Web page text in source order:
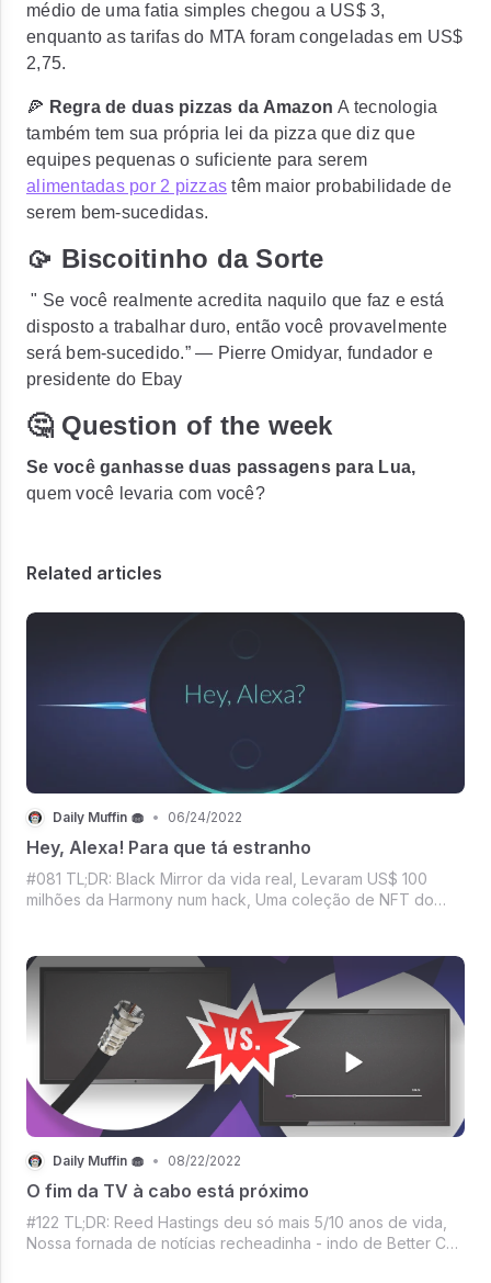
médio de uma fatia simples chegou a US$ 3,
enquanto as tarifas do MTA foram congeladas em US$
2,75.
🍕 Regra de duas pizzas da Amazon A tecnologia
também tem sua própria lei da pizza que diz que
equipes pequenas o suficiente para serem
alimentadas por 2 pizzas têm maior probabilidade de
serem bem-sucedidas.
🥠 Biscoitinho da Sorte
" Se você realmente acredita naquilo que faz e está
disposto a trabalhar duro, então você provavelmente
será bem-sucedido.” — Pierre Omidyar, fundador e
presidente do Ebay
🤔 Question of the week
Se você ganhasse duas passagens para Lua,
quem você levaria com você?
Related articles
Daily Muffin 🧁 • 06/24/2022
Hey, Alexa! Para que tá estranho
#081 TL;DR: Black Mirror da vida real, Levaram US$ 100
milhões da Harmony num hack, Uma coleção de NFT do
Mercado Crypto com disposição pra se
Daily Muffin 🧁 • 08/22/2022
O fim da TV à cabo está próximo
#122 TL;DR: Reed Hastings deu só mais 5/10 anos de vida,
Nossa fornada de notícias recheadinha - indo de Better Call